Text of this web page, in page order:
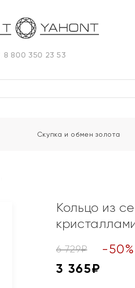
8 800 350 23 53
Скупка и обмен золота
Кольцо из
6 729₽ -50%
3 365₽